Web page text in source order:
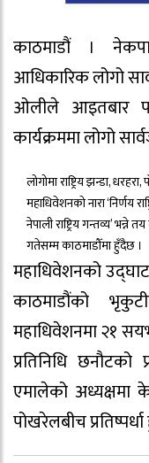
काठमाडौं ।
आधिकारिक लोगो
ओलीले आइतबार
कार्यक्रममा लोगो
लोगोमा राष्ट्रिय झन्डा,
महाधिवेशनको नारा ‘निर्णय
नेपाली राष्ट्रिय गन्तव्य’
गतेसम्म काठमाडौँमा हुँदैछ ।
महाधिवेशनको
काठमाडौंको
महाधिवेशनमा २१
प्रतिनिधि
एमालेको अध्यक्षमा
पोखरेलबीच